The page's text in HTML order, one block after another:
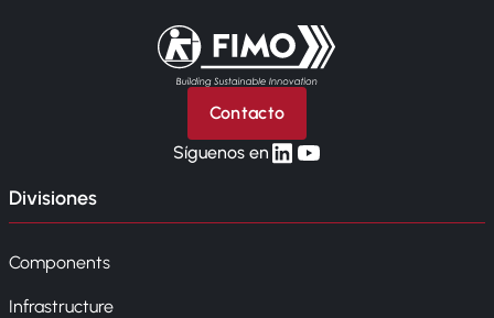
Volver a la página principal
Contacto
Síguenos enlinkedin
yt
Divisiones
Components
Infrastructure